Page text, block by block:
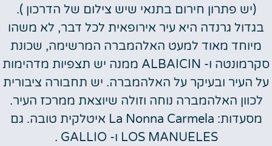
(יש פתרון חירום בתנאי שיש צילום של הדרכון ).
בגדול גרנדה היא עיר אירופאית לכל דבר, לא משהו
מיוחד מאוד למעט האלהמברה המרשימה, שכונת
סקרמונטה ו- ALBAICIN ממנה יש תצפיות מדהימות
על העיר ובעיקר על האלהמברה. יש תחבורה ציבורית
לכוון האלהמברה נוחה וזולה שיוצאת ממרכז העיר.
מסעדות
: La Nonna Carmela איטלקית טובה. גם
LOS MANUELES ו- GALLIO .